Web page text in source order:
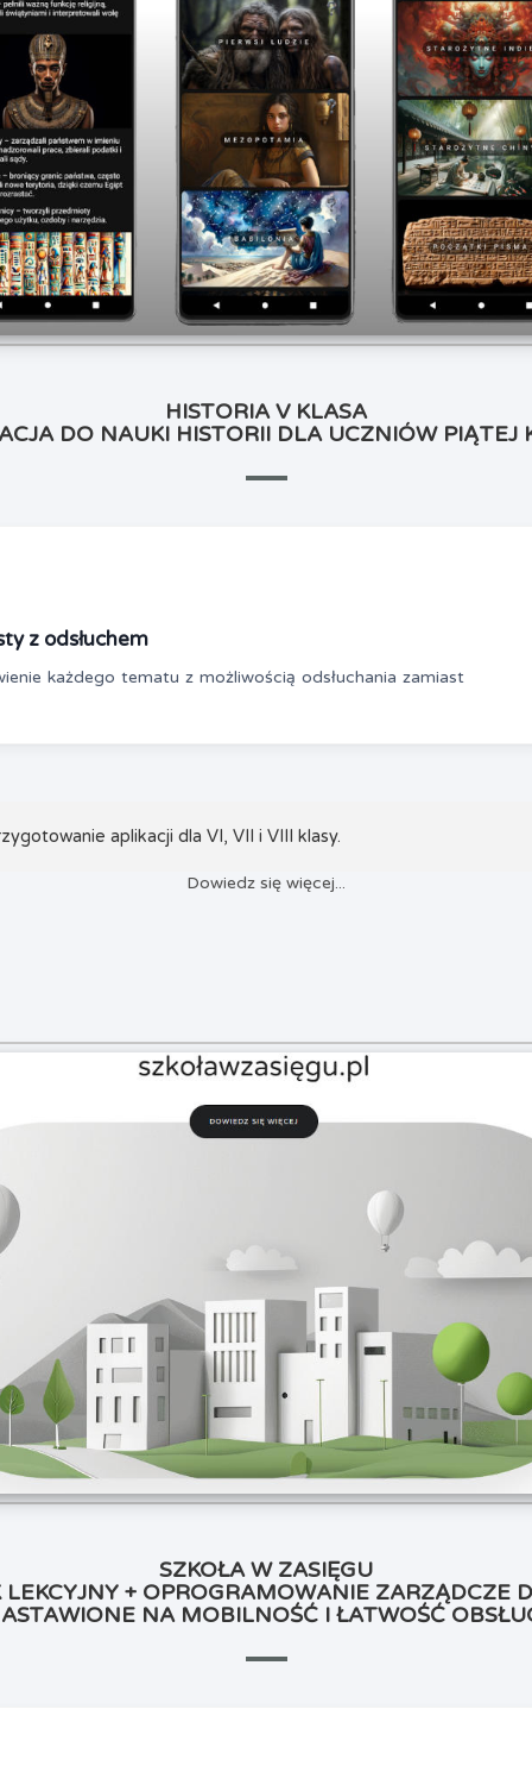
HISTORIA V KLASA
DO NAUKI HISTORII DLA UCZNIÓW PIĄTEJ
z odsłuchem
każdego tematu z możliwością odsłuchania zamiast
aplikacji dla VI, VII i VIII klasy.
Dowiedz się więcej...
SZKOŁA W ZASIĘGU
+ OPROGRAMOWANIE ZARZĄDCZE
NA MOBILNOŚĆ I ŁATWOŚĆ